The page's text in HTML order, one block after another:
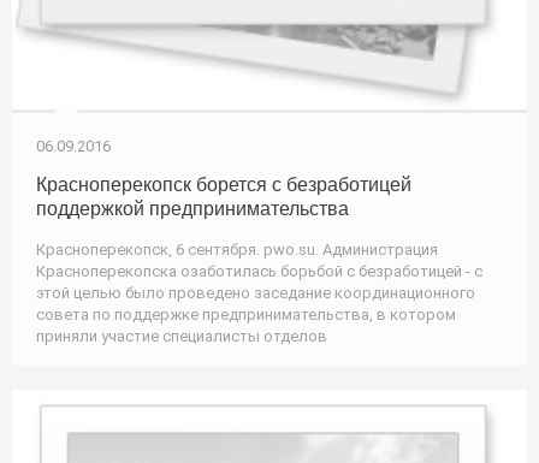
06.09.2016
Красноперекопск борется с безработицей
поддержкой предпринимательства
Красноперекопск, 6 сентября. pwo.su. Администрация
Красноперекопска озаботилась борьбой с безработицей - с
этой целью было проведено заседание координационного
совета по поддержке предпринимательства, в котором
приняли участие специалисты отделов